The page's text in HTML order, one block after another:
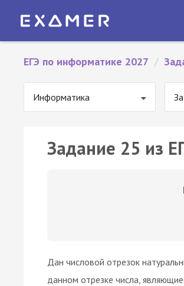
ЕГЭ по информатике 2027 /
Информатика
Задание 25 из
Дан числовой отрезок
данном отрезке числа,